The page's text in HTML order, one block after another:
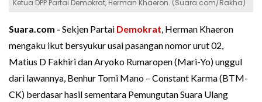
Ketua DPP Partai Demokrat, Herman Khaeron. (Suara.com/Rakha)
Suara.com - Sekjen Partai Demokrat, Herman Khaeron
mengaku ikut bersyukur usai pasangan nomor urut 02,
Matius D Fakhiri dan Aryoko Rumaropen (Mari-Yo) unggul
dari lawannya, Benhur Tomi Mano – Constant Karma (BTM-
CK) berdasar hasil sementara Pemungutan Suara Ulang